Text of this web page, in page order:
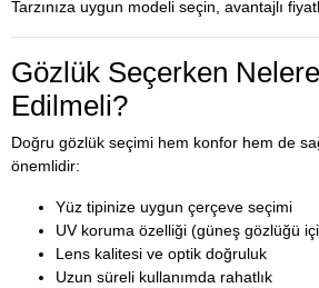
Tarzınıza uygun modeli seçin, avantajlı
Gözlük Seçerken
Edilmeli?
Doğru gözlük seçimi hem konfor hem de
önemlidir:
Yüz tipinize uygun çerçeve seçimi
UV koruma özelliği (güneş gözlüğü
Lens kalitesi ve optik doğruluk
Uzun süreli kullanımda rahatlık